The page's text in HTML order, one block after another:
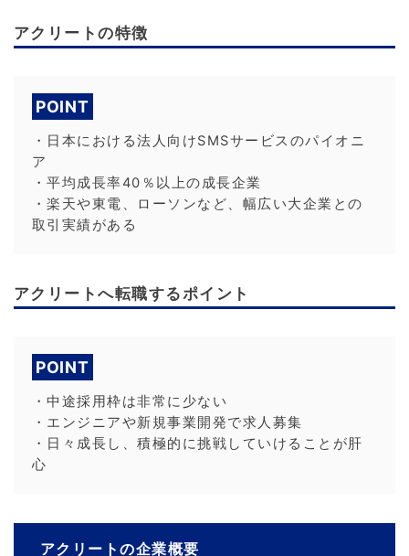
アクリートの特徴
POINT
・日本における法人向けSMSサービスのパイオニ
ア
・平均成長率40％以上の成長企業
・楽天や東電、ローソンなど、幅広い大企業との
取引実績がある
アクリートへ転職するポイント
POINT
・中途採用枠は非常に少ない
・エンジニアや新規事業開発で求人募集
・日々成長し、積極的に挑戦していけることが肝
心
アクリートの企業概要